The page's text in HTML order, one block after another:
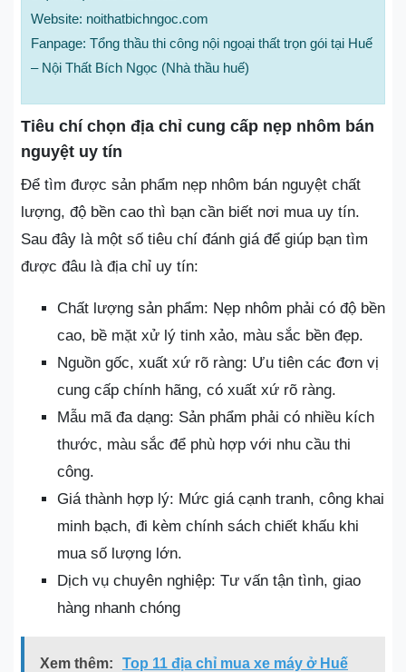
Website: noithatbichngoc.com
Fanpage: Tổng thầu thi công nội ngoại thất trọn gói tại Huế
– Nội Thất Bích Ngọc (Nhà thầu huế)
Tiêu chí chọn địa chỉ cung cấp nẹp nhôm bán
nguyệt uy tín
Để tìm được sản phẩm nẹp nhôm bán nguyệt chất
lượng, độ bền cao thì bạn cần biết nơi mua uy tín.
Sau đây là một số tiêu chí đánh giá để giúp bạn tìm
được đâu là địa chỉ uy tín:
Chất lượng sản phẩm: Nẹp nhôm phải có độ bền
cao, bề mặt xử lý tinh xảo, màu sắc bền đẹp.
Nguồn gốc, xuất xứ rõ ràng: Ưu tiên các đơn vị
cung cấp chính hãng, có xuất xứ rõ ràng.
Mẫu mã đa dạng: Sản phẩm phải có nhiều kích
thước, màu sắc để phù hợp với nhu cầu thi
công.
Giá thành hợp lý: Mức giá cạnh tranh, công khai
minh bạch, đi kèm chính sách chiết khấu khi
mua số lượng lớn.
Dịch vụ chuyên nghiệp: Tư vấn tận tình, giao
hàng nhanh chóng
Xem thêm:
Top 11 địa chỉ mua xe máy ở Huế